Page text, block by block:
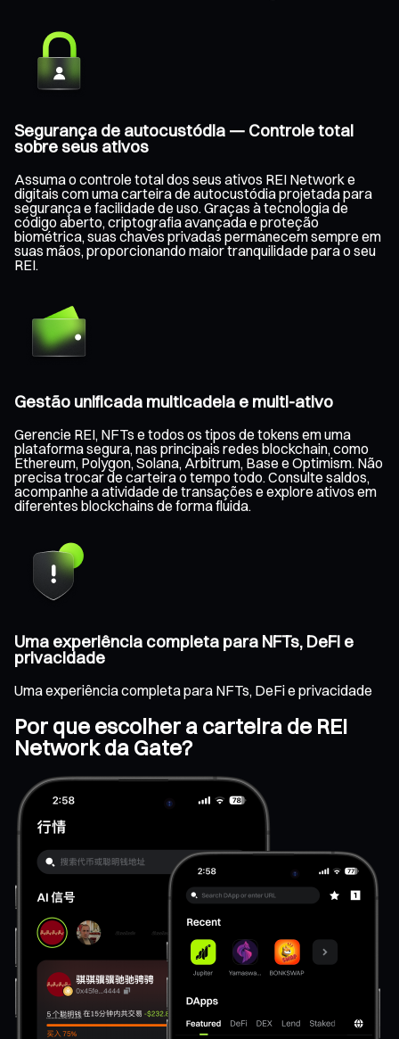
Segurança de autocustódia — Controle total
sobre seus ativos
Assuma o controle total dos seus ativos REI Network e
digitais com uma carteira de autocustódia projetada para
segurança e facilidade de uso. Graças à tecnologia de
código aberto, criptografia avançada e proteção
biométrica, suas chaves privadas permanecem sempre em
suas mãos, proporcionando maior tranquilidade para o seu
REI.
Gestão unificada multicadeia e multi-ativo
Gerencie REI, NFTs e todos os tipos de tokens em uma
plataforma segura, nas principais redes blockchain, como
Ethereum, Polygon, Solana, Arbitrum, Base e Optimism. Não
precisa trocar de carteira o tempo todo. Consulte saldos,
acompanhe a atividade de transações e explore ativos em
diferentes blockchains de forma fluida.
Uma experiência completa para NFTs, DeFi e
privacidade
Uma experiência completa para NFTs, DeFi e privacidade
Por que escolher a carteira de REI
Network da Gate?